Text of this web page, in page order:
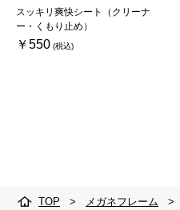
スッキリ爽快シート（クリーナ
ー・くもり止め）
￥550
TOP > メガネフレーム >